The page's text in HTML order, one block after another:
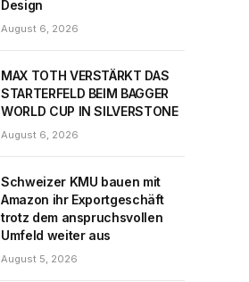
Design
August 6, 2026
MAX TOTH VERSTÄRKT DAS
STARTERFELD BEIM BAGGER
WORLD CUP IN SILVERSTONE
August 6, 2026
Schweizer KMU bauen mit
Amazon ihr Exportgeschäft
trotz dem anspruchsvollen
Umfeld weiter aus
August 5, 2026